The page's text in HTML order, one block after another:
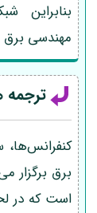
بنابراین
مهندسی
برق برگزار
است که در